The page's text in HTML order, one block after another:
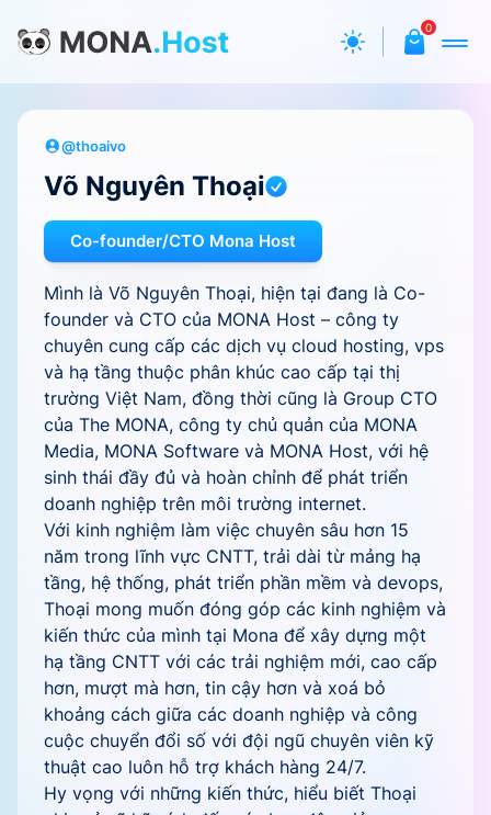
0
@thoaivo
Võ Nguyên Thoại
Co-founder/CTO Mona Host
Mình là Võ Nguyên Thoại, hiện tại đang là Co-
founder và CTO của MONA Host – công ty
chuyên cung cấp các dịch vụ cloud hosting, vps
và hạ tầng thuộc phân khúc cao cấp tại thị
trường Việt Nam, đồng thời cũng là Group CTO
của The MONA, công ty chủ quản của MONA
Media, MONA Software và MONA Host, với hệ
sinh thái đầy đủ và hoàn chỉnh để phát triển
doanh nghiệp trên môi trường internet.
Với kinh nghiệm làm việc chuyên sâu hơn 15
năm trong lĩnh vực CNTT, trải dài từ mảng hạ
tầng, hệ thống, phát triển phần mềm và devops,
Thoại mong muốn đóng góp các kinh nghiệm và
kiến thức của mình tại Mona để xây dựng một
hạ tầng CNTT với các trải nghiệm mới, cao cấp
hơn, mượt mà hơn, tin cậy hơn và xoá bỏ
khoảng cách giữa các doanh nghiệp và công
cuộc chuyển đổi số với đội ngũ chuyên viên kỹ
thuật cao luôn hỗ trợ khách hàng 24/7.
Hy vọng với những kiến thức, hiểu biết Thoại